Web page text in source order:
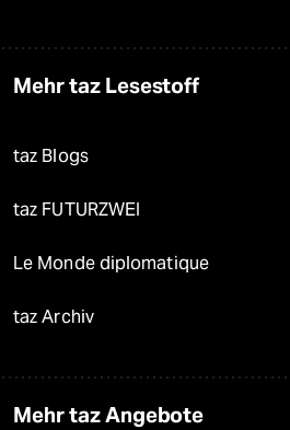
Mehr taz Lesestoff
taz Blogs
taz FUTURZWEI
Le Monde diplomatique
taz Archiv
Mehr taz Angebote